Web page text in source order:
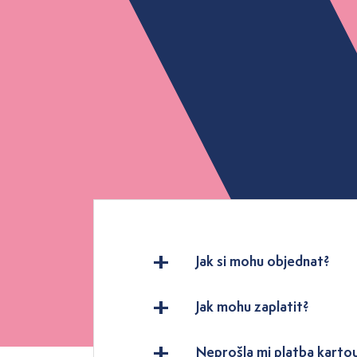
Jak si mohu objednat?
Jak mohu zaplatit?
Neprošla mi platba